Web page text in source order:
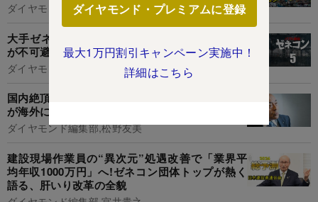
ダイヤモンド・プレミアムに登録
最大1万円割引キャンペーン実施中！
詳細はこちら
ダイヤモンド編集部,堀内 亮
大手ゼネコンが中堅のシマ荒らし!安値受注競争
が不可避な理由
ダイヤモンド編集部,松野友美
国内絶頂期にドメスティックなゼネコン大成建設
が海外に走る理由
ダイヤモンド編集部,松野友美
建設現場作業員の“異次元”処遇改善で「業界平
均年収1000万円」へ!ゼネコン団体トップが熱く
語る、肝いり改革の全貌